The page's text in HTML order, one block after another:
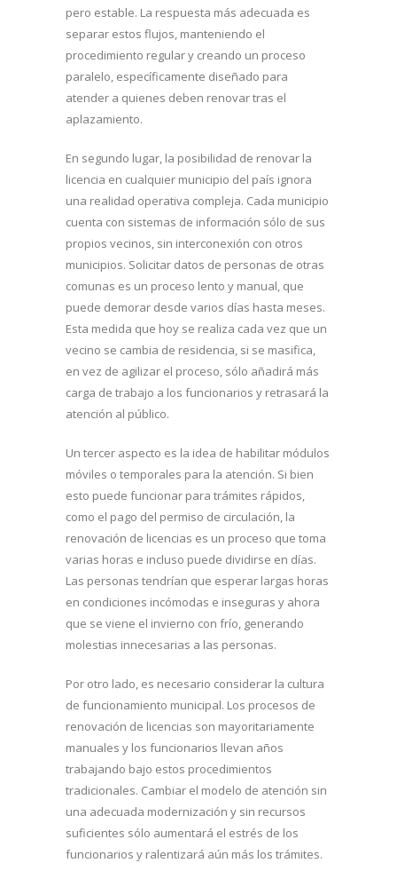
pero estable. La respuesta más adecuada es
separar estos flujos, manteniendo el
procedimiento regular y creando un proceso
paralelo, específicamente diseñado para
atender a quienes deben renovar tras el
aplazamiento.
En segundo lugar, la posibilidad de renovar la
licencia en cualquier municipio del país ignora
una realidad operativa compleja. Cada municipio
cuenta con sistemas de información sólo de sus
propios vecinos, sin interconexión con otros
municipios. Solicitar datos de personas de otras
comunas es un proceso lento y manual, que
puede demorar desde varios días hasta meses.
Esta medida que hoy se realiza cada vez que un
vecino se cambia de residencia, si se masifica,
en vez de agilizar el proceso, sólo añadirá más
carga de trabajo a los funcionarios y retrasará la
atención al público.
Un tercer aspecto es la idea de habilitar módulos
móviles o temporales para la atención. Si bien
esto puede funcionar para trámites rápidos,
como el pago del permiso de circulación, la
renovación de licencias es un proceso que toma
varias horas e incluso puede dividirse en días.
Las personas tendrían que esperar largas horas
en condiciones incómodas e inseguras y ahora
que se viene el invierno con frío, generando
molestias innecesarias a las personas.
Por otro lado, es necesario considerar la cultura
de funcionamiento municipal. Los procesos de
renovación de licencias son mayoritariamente
manuales y los funcionarios llevan años
trabajando bajo estos procedimientos
tradicionales. Cambiar el modelo de atención sin
una adecuada modernización y sin recursos
suficientes sólo aumentará el estrés de los
funcionarios y ralentizará aún más los trámites.